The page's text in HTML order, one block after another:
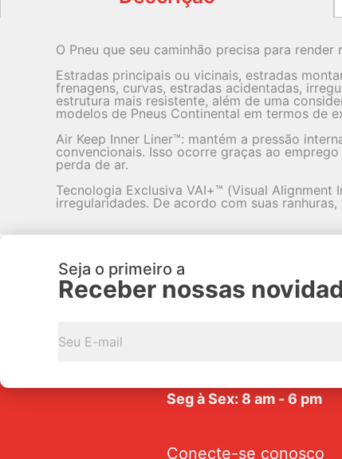
O Pneu que seu caminhão precisa para render
Estradas principais ou vicinais, estradas
frenagens, curvas, estradas acidentadas,
estrutura mais resistente, além de uma
modelos de Pneus Continental em termos de
Air Keep Inner Liner™: mantém a pressão
convencionais. Isso ocorre graças ao
perda de ar.
Tecnologia Exclusiva VAI+™ (Visual
irregularidades. De acordo com suas
Seja o primeiro a
Receber nossas
Seg à Sex: 8 am - 6 pm
Conecte-se conosco